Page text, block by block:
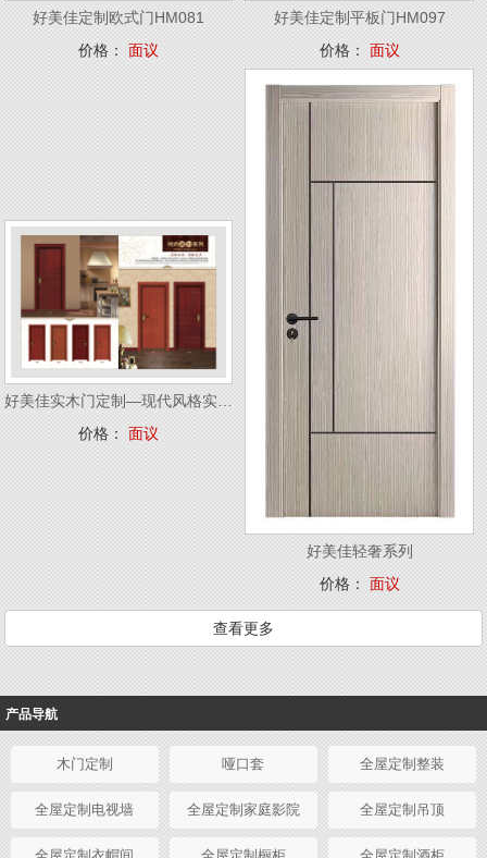
好美佳定制欧式门HM081
价格： 面议
好美佳定制平板门HM097
价格： 面议
价格： 面议
好美佳轻奢系列
价格： 面议
查看更多
产品导航
木门定制 哑口套 全屋定制整装
全屋定制电视墙 全屋定制家庭影院 全屋定制吊顶